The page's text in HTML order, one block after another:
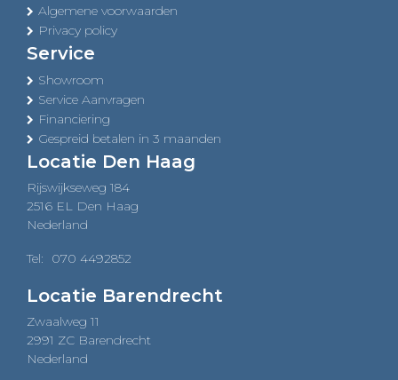
Algemene voorwaarden
Privacy policy
Service
Showroom
Service Aanvragen
Financiering
Gespreid betalen in 3 maanden
Locatie Den Haag
Rijswijkseweg 184
2516 EL Den Haag
Nederland
Tel: 070 4492852
Locatie Barendrecht
Zwaalweg 11
2991 ZC Barendrecht
Nederland